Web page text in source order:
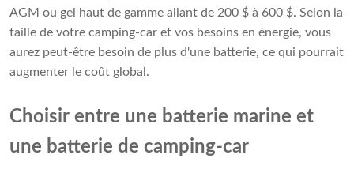
AGM ou gel haut de gamme allant de 200 $ à 600 $. Selon la
taille de votre camping-car et vos besoins en énergie, vous
aurez peut-être besoin de plus d'une batterie, ce qui pourrait
augmenter le coût global.
Choisir entre une batterie marine et
une batterie de camping-car